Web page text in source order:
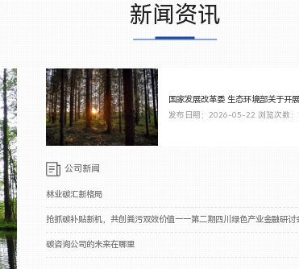
新闻资讯
国家发展改革委 生态环境部关于开
发布日期：2026-05-22 浏览次数：
公司新闻
林业碳汇新格局
碳咨询公司的未来在哪里